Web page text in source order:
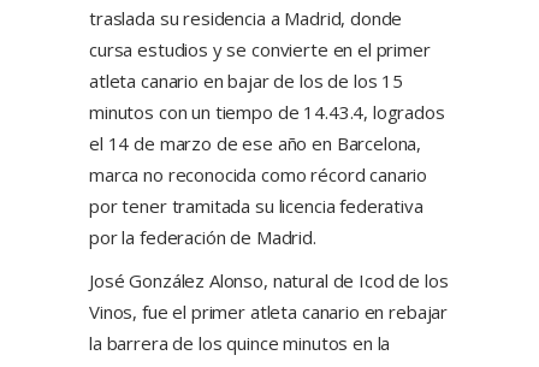
traslada su residencia a Madrid, donde
cursa estudios y se convierte en el primer
atleta canario en bajar de los de los 15
minutos con un tiempo de 14.43.4, logrados
el 14 de marzo de ese año en Barcelona,
marca no reconocida como récord canario
por tener tramitada su licencia federativa
por la federación de Madrid.
José González Alonso, natural de Icod de los
Vinos, fue el primer atleta canario en rebajar
la barrera de los quince minutos en la